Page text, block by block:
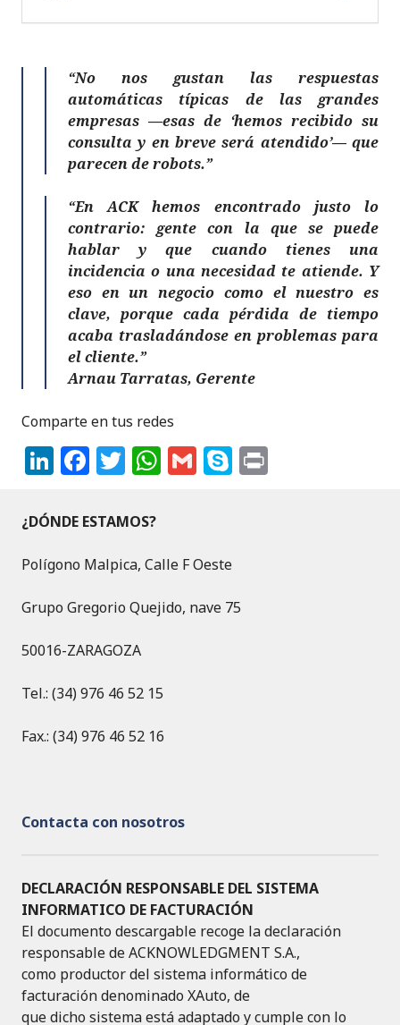
“No nos gustan las respuestas
automáticas típicas de las grandes
empresas —esas de ‘hemos recibido su
consulta y en breve será atendido’— que
parecen de robots.”
“En ACK hemos encontrado justo lo
contrario: gente con la que se puede
hablar y que cuando tienes una
incidencia o una necesidad te atiende. Y
eso en un negocio como el nuestro es
clave, porque cada pérdida de tiempo
acaba trasladándose en problemas para
el cliente.”
Arnau Tarratas, Gerente
Comparte en tus redes
Li
k
dI
n
F
c
b
o
k
T
it
r
W
A
p
G S
¿DÓNDE ESTAMOS?
Polígono Malpica, Calle F Oeste
Grupo Gregorio Quejido, nave 75
50016-ZARAGOZA
Tel.: (34) 976 46 52 15
Fax.: (34) 976 46 52 16
Contacta con nosotros
DECLARACIÓN RESPONSABLE DEL SISTEMA
INFORMATICO DE FACTURACIÓN
El documento descargable recoge la declaración
responsable de ACKNOWLEDGMENT S.A.,
como productor del sistema informático de
facturación denominado XAuto, de
que dicho sistema está adaptado y cumple con lo